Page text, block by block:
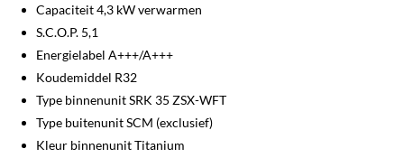
Capaciteit 4,3 kW verwarmen
S.C.O.P. 5,1
Energielabel A+++/A+++
Koudemiddel R32
Type binnenunit SRK 35 ZSX-WFT
Type buitenunit SCM (exclusief)
Kleur binnenunit Titanium